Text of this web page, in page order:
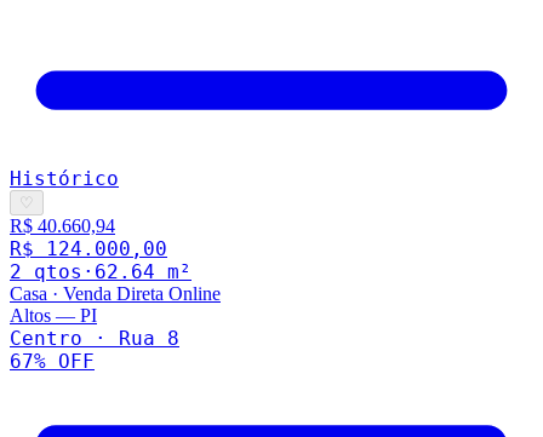
Histórico
♡
R$ 40.660,94
R$ 124.000,00
2 qtos · 62.64 m²
Casa · Venda Direta Online
Altos — PI
Centro · Rua 8
67% OFF